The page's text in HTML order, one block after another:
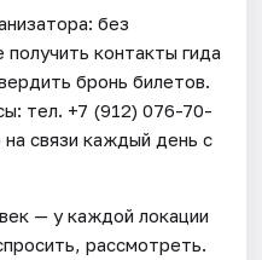
без
контакты гида
бронь билетов.
тел. +7 (912) 076-70-
связи каждый день с
— у каждой локации
рассмотреть.